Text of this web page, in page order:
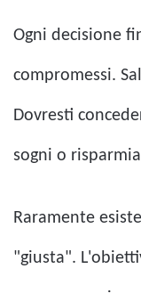
Ogni decisione
compromessi.
Dovresti
sogni o
Raramente
"giusta".